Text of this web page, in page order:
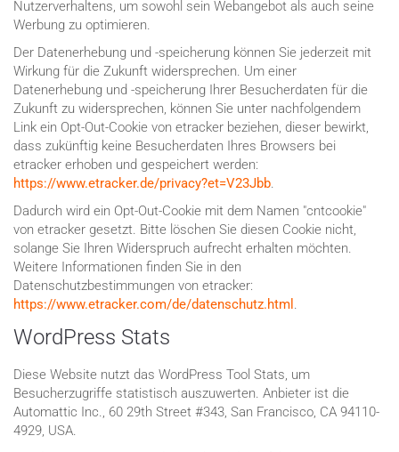
Nutzerverhaltens, um sowohl sein Webangebot als auch seine
Werbung zu optimieren.
Der Datenerhebung und -speicherung können Sie jederzeit mit
Wirkung für die Zukunft widersprechen. Um einer
Datenerhebung und -speicherung Ihrer Besucherdaten für die
Zukunft zu widersprechen, können Sie unter nachfolgendem
Link ein Opt-Out-Cookie von etracker beziehen, dieser bewirkt,
dass zukünftig keine Besucherdaten Ihres Browsers bei
etracker erhoben und gespeichert werden:
https://www.etracker.de/privacy?et=V23Jbb.
Dadurch wird ein Opt-Out-Cookie mit dem Namen "cntcookie"
von etracker gesetzt. Bitte löschen Sie diesen Cookie nicht,
solange Sie Ihren Widerspruch aufrecht erhalten möchten.
Weitere Informationen finden Sie in den
Datenschutzbestimmungen von etracker:
https://www.etracker.com/de/datenschutz.html .
WordPress Stats
Diese Website nutzt das WordPress Tool Stats, um
Besucherzugriffe statistisch auszuwerten. Anbieter ist die
Automattic Inc., 60 29th Street #343, San Francisco, CA 94110-
4929, USA.